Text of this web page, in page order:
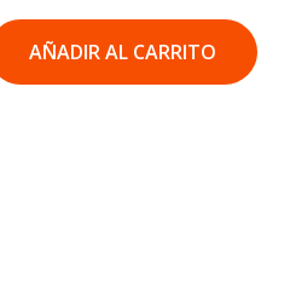
AÑADIR AL CARRITO